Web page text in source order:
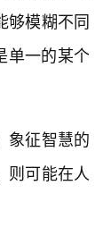
够模糊不同
单一的某个
象征智慧的
则可能在人